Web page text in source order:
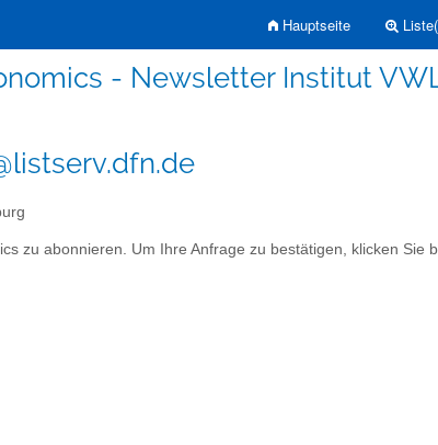
Hauptseite
- Newsletter Institut
zu abonnieren. Um Ihre Anfrage zu bestätigen, klicken Sie